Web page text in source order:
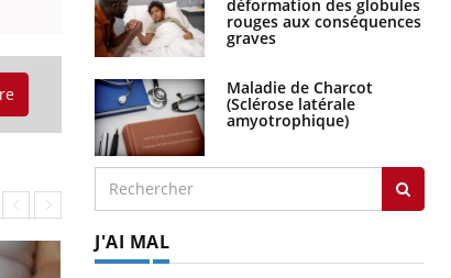
déformation des globules
rouges aux conséquences
graves
Maladie de Charcot
(Sclérose latérale
amyotrophique)
J'AI MAL